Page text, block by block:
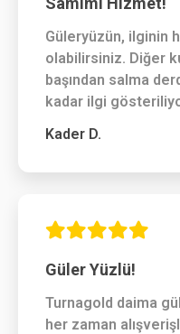
Güleryüzün, ilginin
olabilirsiniz. Diğer
başından salma
kadar ilgi
Kader D.
Güler Yüzlü!
Turnagold daima
her zaman